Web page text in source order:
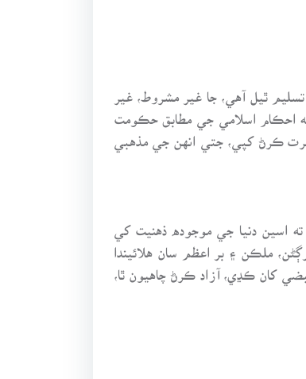
ٿيل آهي، جا غير مشروط، غير
احڪام اسلامي جي مطابق حڪومت
ڪرڻ کپي، جتي انهن جي مذهبي
اسين دنيا جي موجوده ذهنيت کي
ملڪن ۽ بر اعظم سان هلائيندا
کان ڪڍي، آزاد ڪرڻ چاهيون ٿا،